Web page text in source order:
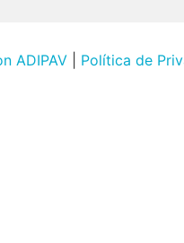
ADIPAV| Política de